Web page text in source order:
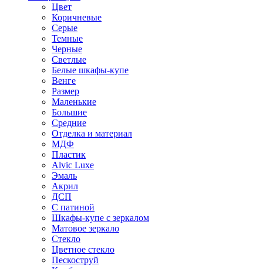
Цвет
Коричневые
Серые
Темные
Черные
Светлые
Белые шкафы-купе
Венге
Размер
Маленькие
Большие
Средние
Отделка и материал
МДФ
Пластик
Alvic Luxe
Эмаль
Акрил
ДСП
С патиной
Шкафы-купе с зеркалом
Матовое зеркало
Стекло
Цветное стекло
Пескоструй